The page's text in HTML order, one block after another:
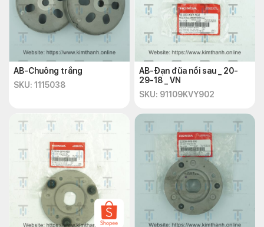
AB-Chuông trắng
SKU: 1115038
AB-Đạn đũa nồi sau _ 20-
29-18 _ VN
SKU: 91109KVY902